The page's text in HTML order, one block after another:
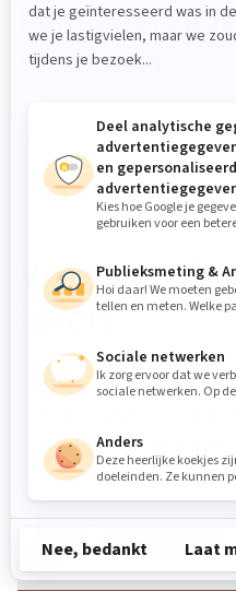
Kom tafels
showroom
Kom langs in de
Donzelin Uden en
jouw woonstijl. Laat je
en ervaar de collectie zelf.
tafels
Woongelofelijk Van
Kan ik tafels in de
bekijken en